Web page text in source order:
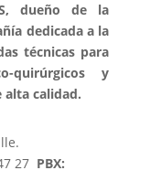
dueño de la
dedicada a la
técnicas para
quirúrgicos y
alta calidad.
27 PBX: